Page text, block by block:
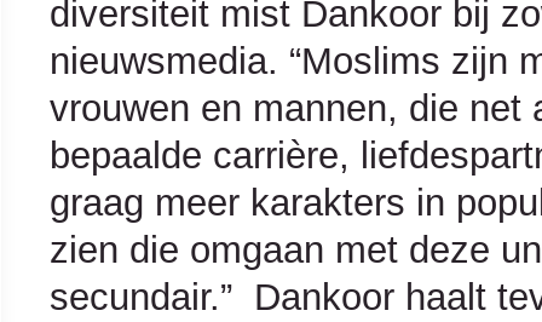
diversiteit mist Dankoor bij
nieuwsmedia. “Moslims zijn
vrouwen en mannen, die
bepaalde carrière,
graag meer karakters in
zien die omgaan met deze
secundair.” Dankoor haalt